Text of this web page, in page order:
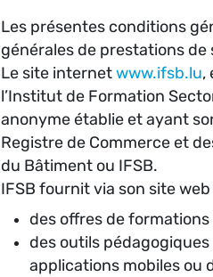
Les présentes conditions
générales de prestations de
Le site internet www.ifsb.lu,
l’Institut de Formation
anonyme établie et ayant
Registre de Commerce et
du Bâtiment ou IFSB.
IFSB fournit via son site web
des offres de
des outils
applications mobiles ou